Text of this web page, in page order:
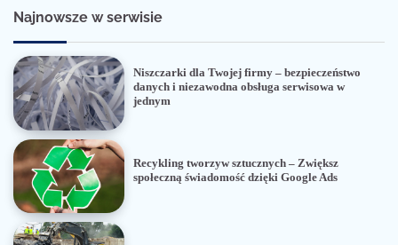
Najnowsze w serwisie
Niszczarki dla Twojej firmy – bezpieczeństwo
danych i niezawodna obsługa serwisowa w
jednym
Recykling tworzyw sztucznych – Zwiększ
społeczną świadomość dzięki Google Ads